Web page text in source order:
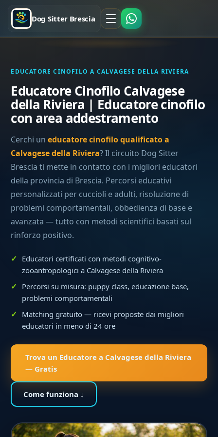
Dog Sitter Brescia
EDUCATORE CINOFILO A CALVAGESE DELLA RIVIERA
Educatore Cinofilo Calvagese
della Riviera | Educatore cinofilo
con area addestramento
Cerchi uneducatore cinofilo qualificato a
Calvagese della Riviera? Il circuito Dog Sitter
Brescia ti mette in contatto con i migliori educatori
della provincia di Brescia. Percorsi educativi
personalizzati per cuccioli e adulti, risoluzione di
problemi comportamentali, obbedienza di base e
avanzata — tutto con metodi scientifici basati sul
rinforzo positivo.
Educatori certificati con metodi cognitivo-
zooantropologici a Calvagese della Riviera
Percorsi su misura: puppy class, educazione base,
problemi comportamentali
Matching gratuito — ricevi proposte dai migliori
educatori in meno di 24 ore
Trova un Educatore a Calvagese della Riviera
— Gratis
Come funziona ↓